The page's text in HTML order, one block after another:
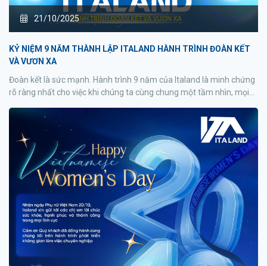
21/10/2025
KỶ NIỆM 9 NĂM THÀNH LẬP ITALAND HÀNH TRÌNH ĐOÀN KẾT
VÀ VƯƠN XA
Đoàn kết là sức mạnh. Hành trình 9 năm của Italand là minh chứng
rõ ràng nhất cho việc khi chúng ta cùng chung một tầm nhìn, mọi